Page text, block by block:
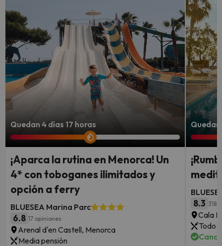
Quedan 4 días 17 horas
¡Aparca la rutina en Menorca! Un
4* con toboganes ilimitados y
opción a ferry
BLUESEA Marina Parc
6.8 17 opiniones
Arenal d'en Castell, Menorca
Media pensión
8.3 318
Cala
Todo